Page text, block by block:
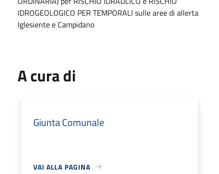
IDROGEOLOGICO PER TEMPORALI sulle aree di allerta
Iglesiente e Campidano
A cura di
Giunta Comunale
VAI ALLA PAGINA